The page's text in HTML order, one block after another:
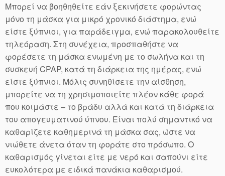
Μπορεί να βοηθηθείτε εάν ξεκινήσετε φορώντας
μόνο τη μάσκα για μικρό χρονικό διάστημα, ενώ
είστε ξύπνιοι, για παράδειγμα, ενώ παρακολουθείτε
τηλεόραση. Στη συνέχεια, προσπαθήστε να
φορέσετε τη μάσκα ενωμένη με το σωλήνα και τη
συσκευή CPAP, κατά τη διάρκεια της ημέρας, ενώ
είστε ξύπνιοι. Μόλις συνηθίσετε την αίσθηση,
μπορείτε να τη χρησιμοποιείτε πλέον κάθε φορά
που κοιμάστε – το βράδυ αλλά και κατά τη διάρκεια
του απογευματινού ύπνου. Είναι πολύ σημαντικό να
καθαρίζετε καθημερινά τη μάσκα σας, ώστε να
νιώθετε άνετα όταν τη φοράτε στο πρόσωπο. Ο
καθαρισμός γίνεται είτε με νερό και σαπούνι είτε
ευκολότερα με ειδικά πανάκια καθαρισμού.